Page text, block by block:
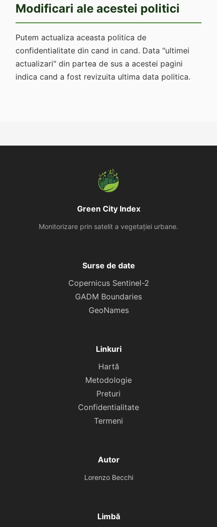
Modificari ale acestei politici
Putem actualiza aceasta politica de
confidentialitate din cand in cand. Data "ultimei
actualizari" din partea de sus a acestei pagini
indica cand a fost revizuita ultima data politica.
Green City Index
Monitorizare prin satelit a vegetației urbane.
Surse de date
Copernicus Sentinel-2
GADM Boundaries
GeoNames
Linkuri
Hartă
Metodologie
Preturi
Confidentialitate
Termeni
Autor
Lorenzo Becchi
Limbă